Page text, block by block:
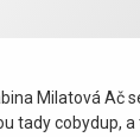
Milatová Ač
tady cobydup, a